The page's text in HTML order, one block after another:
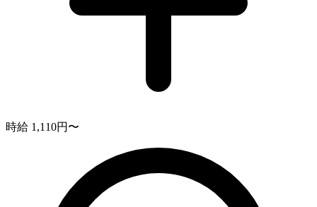
時給 1,110円〜